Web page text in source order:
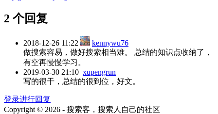
2 个回复
2018-12-26 11:22
kennywu76
做搜索容易，做好搜索相当难。 总结的知识点收纳了，
有空再慢慢学习。
2019-03-30 21:10 xupengrun
写的很干，总结的很到位，好文。
登录进行回复
Copyright © 2026 - 搜索客，搜索人自己的社区